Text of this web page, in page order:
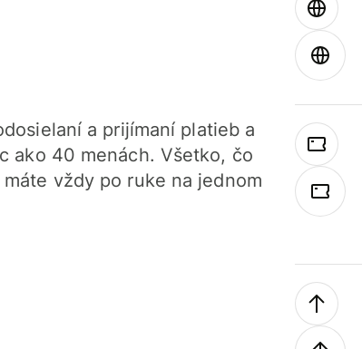
a prijímaní platieb a
ako 40 menách. Všetko, čo
vždy po ruke na jednom